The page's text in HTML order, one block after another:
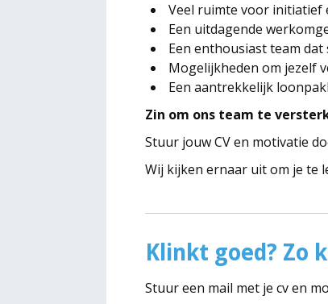
Veel ruimte voor initiatief
Een uitdagende
Een enthousiast team
Mogelijkheden om jezelf
Een aantrekkelijk
Zin om ons team te
Stuur jouw CV en motivatie
Wij kijken ernaar uit om je te
Klinkt goed? Zo
Stuur een mail met je cv en